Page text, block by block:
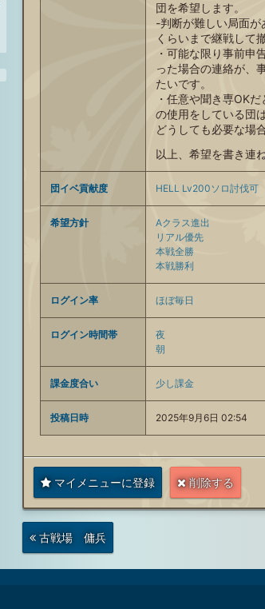
団を希望します。
-判断が難しい局面
くらいまで継戦して
・可能な限り事前申
った場合の連絡が、
たいです。
・任意や聞き専OK
の使用をしている団
どうしても必要な場
以上、希望を書き連
団イベ貢献度 HELL Lv200ソロ討伐可
希望方針
Aクラス進出
リアル優先
本戦全勝
本戦勝利
ログイン率 ほぼ毎日
ログイン時間帯
夜
朝
課金度合い 少し課金
投稿日時 2025年9月6日 02:54
マイメニューに登録 削除する
次
の
投
古戦場 傭兵